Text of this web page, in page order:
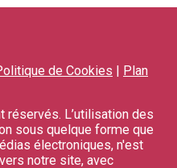
de Cookies | Plan
réservés. L’utilisation des
sous quelque forme que
électroniques, n'est
notre site, avec